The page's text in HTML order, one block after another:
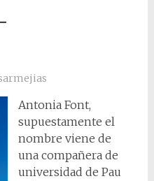
Antonia Font,
supuestamente el
nombre viene de
una compañera de
universidad de Pau